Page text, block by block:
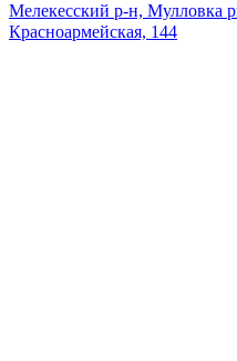
Мелекесский р-н, Мулловка
Красноармейская, 144